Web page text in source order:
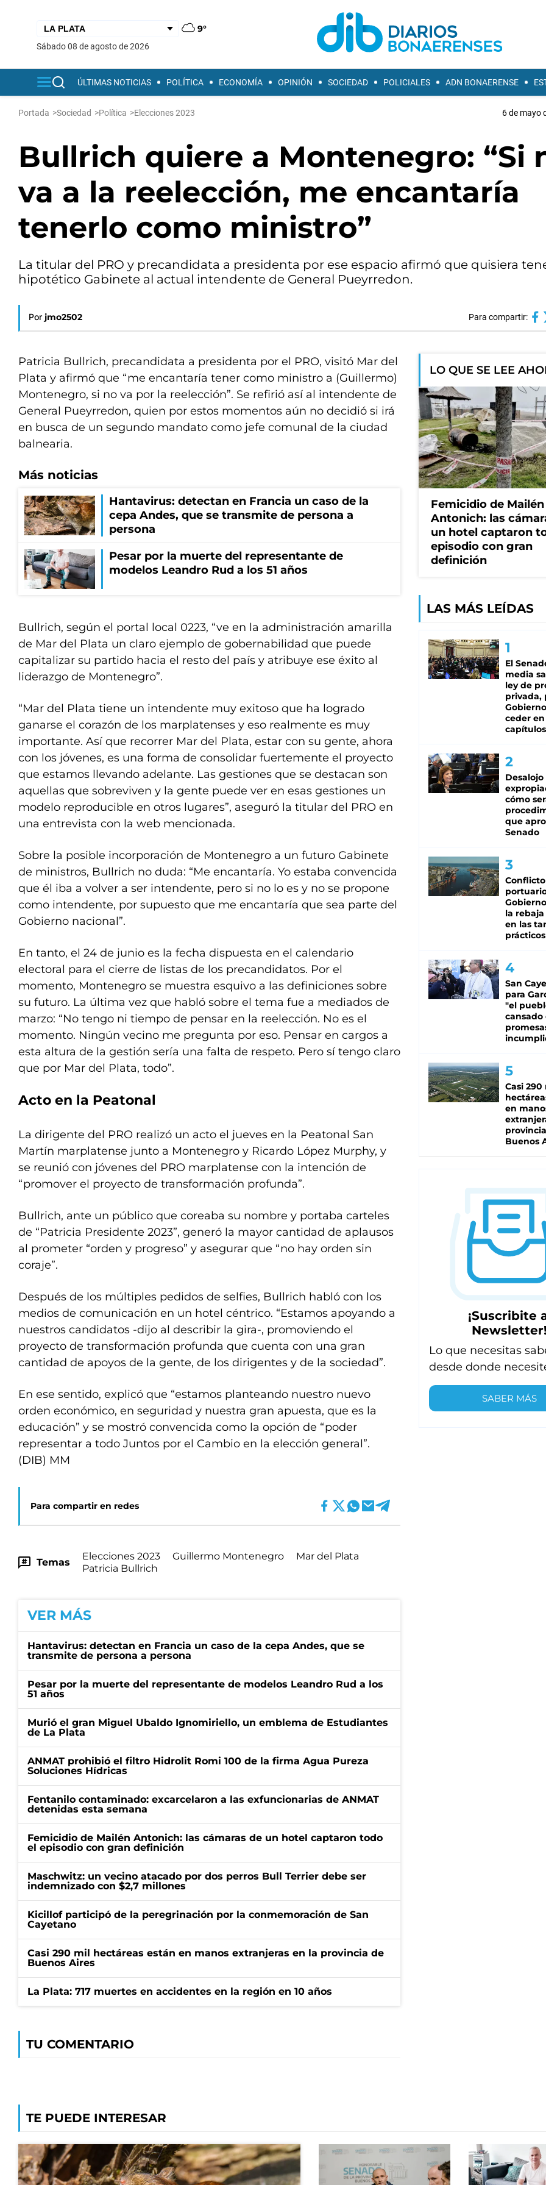
9°
sábado 08 de agosto de 2026
ÚLTIMAS NOTICIAS POLÍTICA ECONOMÍA OPINIÓN SOCIEDAD POLICIALES ADN BONAERENSE
Portada >Sociedad >Política >Elecciones 2023 6 de mayo
Bullrich quiere a Montenegro: “Si
va a la reelección, me encantaría
tenerlo como ministro”
La titular del PRO y precandidata a presidenta por ese espacio afirmó que quisiera
hipotético Gabinete al actual intendente de General Pueyrredon.
Por jmo2502 Para compartir:
Patricia Bullrich, precandidata a presidenta por el PRO, visitó Mar del
Plata y afirmó que “me encantaría tener como ministro a (Guillermo)
Montenegro, si no va por la reelección”. Se refirió así al intendente de
General Pueyrredon, quien por estos momentos aún no decidió si irá
en busca de un segundo mandato como jefe comunal de la ciudad
balnearia.
Más noticias
Hantavirus: detectan en Francia un caso de la
cepa Andes, que se transmite de persona a
persona
Pesar por la muerte del representante de
modelos Leandro Rud a los 51 años
Bullrich, según el portal local 0223, “ve en la administración amarilla
de Mar del Plata un claro ejemplo de gobernabilidad que puede
capitalizar su partido hacia el resto del país y atribuye ese éxito al
liderazgo de Montenegro”.
“Mar del Plata tiene un intendente muy exitoso que ha logrado
ganarse el corazón de los marplatenses y eso realmente es muy
importante. Así que recorrer Mar del Plata, estar con su gente, ahora
con los jóvenes, es una forma de consolidar fuertemente el proyecto
que estamos llevando adelante. Las gestiones que se destacan son
aquellas que sobreviven y la gente puede ver en esas gestiones un
modelo reproducible en otros lugares”, aseguró la titular del PRO en
una entrevista con la web mencionada.
Sobre la posible incorporación de Montenegro a un futuro Gabinete
de ministros, Bullrich no duda: “Me encantaría. Yo estaba convencida
que él iba a volver a ser intendente, pero si no lo es y no se propone
como intendente, por supuesto que me encantaría que sea parte del
Gobierno nacional”.
En tanto, el 24 de junio es la fecha dispuesta en el calendario
electoral para el cierre de listas de los precandidatos. Por el
momento, Montenegro se muestra esquivo a las definiciones sobre
su futuro. La última vez que habló sobre el tema fue a mediados de
marzo: “No tengo ni tiempo de pensar en la reelección. No es el
momento. Ningún vecino me pregunta por eso. Pensar en cargos a
esta altura de la gestión sería una falta de respeto. Pero sí tengo claro
que por Mar del Plata, todo”.
Acto en la Peatonal
La dirigente del PRO realizó un acto el jueves en la Peatonal San
Martín marplatense junto a Montenegro y Ricardo López Murphy, y
se reunió con jóvenes del PRO marplatense con la intención de
“promover el proyecto de transformación profunda”.
Bullrich, ante un público que coreaba su nombre y portaba carteles
de “Patricia Presidente 2023”, generó la mayor cantidad de aplausos
al prometer “orden y progreso” y asegurar que “no hay orden sin
coraje”.
Después de los múltiples pedidos de selfies, Bullrich habló con los
medios de comunicación en un hotel céntrico. “Estamos apoyando a
nuestros candidatos -dijo al describir la gira-, promoviendo el
proyecto de transformación profunda que cuenta con una gran
cantidad de apoyos de la gente, de los dirigentes y de la sociedad”.
En ese sentido, explicó que “estamos planteando nuestro nuevo
orden económico, en seguridad y nuestra gran apuesta, que es la
educación” y se mostró convencida como la opción de “poder
representar a todo Juntos por el Cambio en la elección general”.
(DIB) MM
Para compartir en redes
Temas
Elecciones 2023 Guillermo Montenegro
Mar del Plata
Patricia Bullrich
VER MÁS
Hantavirus: detectan en Francia un caso de la cepa Andes, que se
transmite de persona a persona
Pesar por la muerte del representante de modelos Leandro Rud a los
51 años
Murió el gran Miguel Ubaldo Ignomiriello, un emblema de Estudiantes
de La Plata
ANMAT prohibió el filtro Hidrolit Romi 100 de la firma Agua Pureza
Soluciones Hídricas
Fentanilo contaminado: excarcelaron a las exfuncionarias de ANMAT
detenidas esta semana
Femicidio de Mailén Antonich: las cámaras de un hotel captaron todo
el episodio con gran definición
Maschwitz: un vecino atacado por dos perros Bull Terrier debe ser
indemnizado con $2,7 millones
Kicillof participó de la peregrinación por la conmemoración de San
Cayetano
Casi 290 mil hectáreas están en manos extranjeras en la provincia de
Buenos Aires
La Plata: 717 muertes en accidentes en la región en 10 años
TU COMENTARIO
LO QUE SE LEE
Femicidio de Mailén
Antonich: las
un hotel captaron
episodio con gran
definición
LAS MÁS LEÍDAS
El
media
ley de
privada,
ceder
capítulos
cómo
que
Senado
Conflicto
la rebaja
en las
prácticos
San
para
"el
cansado
Casi 290
en
Buenos
¡Suscribite
Lo que necesitas
desde donde
SABER MÁS
TE PUEDE INTERESAR